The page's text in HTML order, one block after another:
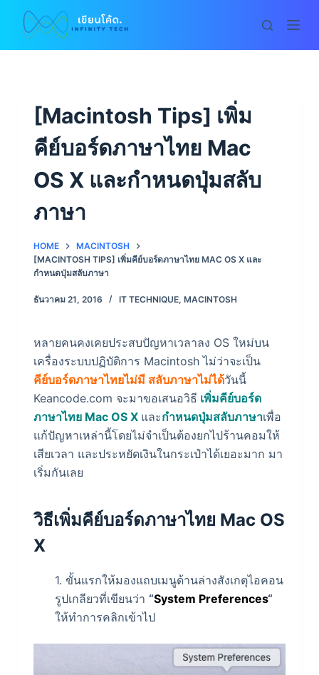
i
[Macintosh Tips] เพิ่ม
คีย์บอร์ดภาษาไทย Mac
OS X และกำหนดปุ่มสลับ
ภาษา
HOME
MACINTOSH
[MACINTOSH TIPS] เพิ่มคีย์บอร์ดภาษาไทย MAC OS X และ
กำหนดปุ่มสลับภาษา
ธันวาคม 21, 2016 IT TECHNIQUE, MACINTOSH
หลายคนคงเคยประสบปัญหาเวลาลง OS ใหม่บน
เครื่องระบบปฏิบัติการ Macintosh ไม่ว่าจะเป็น
คีย์บอร์ดภาษาไทยไม่มี สลับภาษาไม่ได้วันนี้
Keancode.com จะมาขอเสนอวิธี เพิ่มคีย์บอร์ด
ภาษาไทย Mac OS X และกำหนดปุ่มสลับภาษาเพื่อ
แก้ปัญหาเหล่านี้โดยไม่จำเป็นต้องยกไปร้านคอมให้
เสียเวลา และประหยัดเงินในกระเป๋าได้เยอะมาก มา
เริ่มกันเลย
วิธีเพิ่มคีย์บอร์ดภาษาไทย Mac OS
X
1. ขั้นแรกให้มองแถบเมนูด้านล่างสังเกตุไอคอน
รูปเกลียวที่เขียนว่า “System Preferences“
ให้ทำการคลิกเข้าไป